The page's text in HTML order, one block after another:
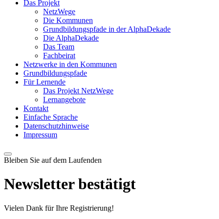
Das Projekt
NetzWege
Die Kommunen
Grundbildungspfade in der AlphaDekade
Die AlphaDekade
Das Team
Fachbeirat
Netzwerke in den Kommunen
Grundbildungspfade
Für Lernende
Das Projekt NetzWege
Lernangebote
Kontakt
Einfache Sprache
Datenschutzhinweise
Impressum
Bleiben Sie auf dem Laufenden
Newsletter bestätigt
Vielen Dank für Ihre Registrierung!